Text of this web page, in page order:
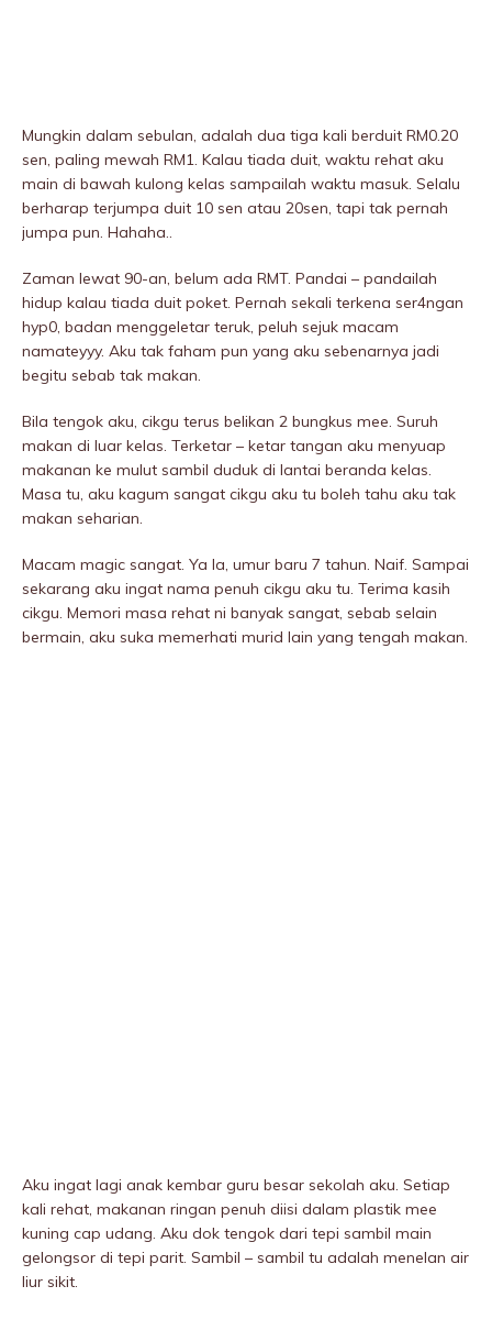
Mungkin dalam sebulan, adalah dua tiga kali berduit RM0.20
sen, paling mewah RM1. Kalau tiada duit, waktu rehat aku
main di bawah kulong kelas sampailah waktu masuk. Selalu
berharap terjumpa duit 10 sen atau 20sen, tapi tak pernah
jumpa pun. Hahaha..
Zaman lewat 90-an, belum ada RMT. Pandai – pandailah
hidup kalau tiada duit poket. Pernah sekali terkena ser4ngan
hyp0, badan menggeletar teruk, peluh sejuk macam
namateyyy. Aku tak faham pun yang aku sebenarnya jadi
begitu sebab tak makan.
Bila tengok aku, cikgu terus belikan 2 bungkus mee. Suruh
makan di luar kelas. Terketar – ketar tangan aku menyuap
makanan ke mulut sambil duduk di lantai beranda kelas.
Masa tu, aku kagum sangat cikgu aku tu boleh tahu aku tak
makan seharian.
Macam magic sangat. Ya la, umur baru 7 tahun. Naif. Sampai
sekarang aku ingat nama penuh cikgu aku tu. Terima kasih
cikgu. Memori masa rehat ni banyak sangat, sebab selain
bermain, aku suka memerhati murid lain yang tengah makan.
Aku ingat lagi anak kembar guru besar sekolah aku. Setiap
kali rehat, makanan ringan penuh diisi dalam plastik mee
kuning cap udang. Aku dok tengok dari tepi sambil main
gelongsor di tepi parit. Sambil – sambil tu adalah menelan air
liur sikit.